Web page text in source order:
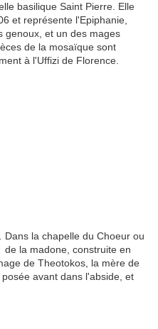
basilique Saint Pierre. Elle
et représente l'Epiphanie,
genoux, et un des mages
de la mosaïque sont
à l'Uffizi de Florence.
Dans la chapelle du Choeur ou
de la madone, construite en
de Theotokos, la mère de
avant dans l'abside, et